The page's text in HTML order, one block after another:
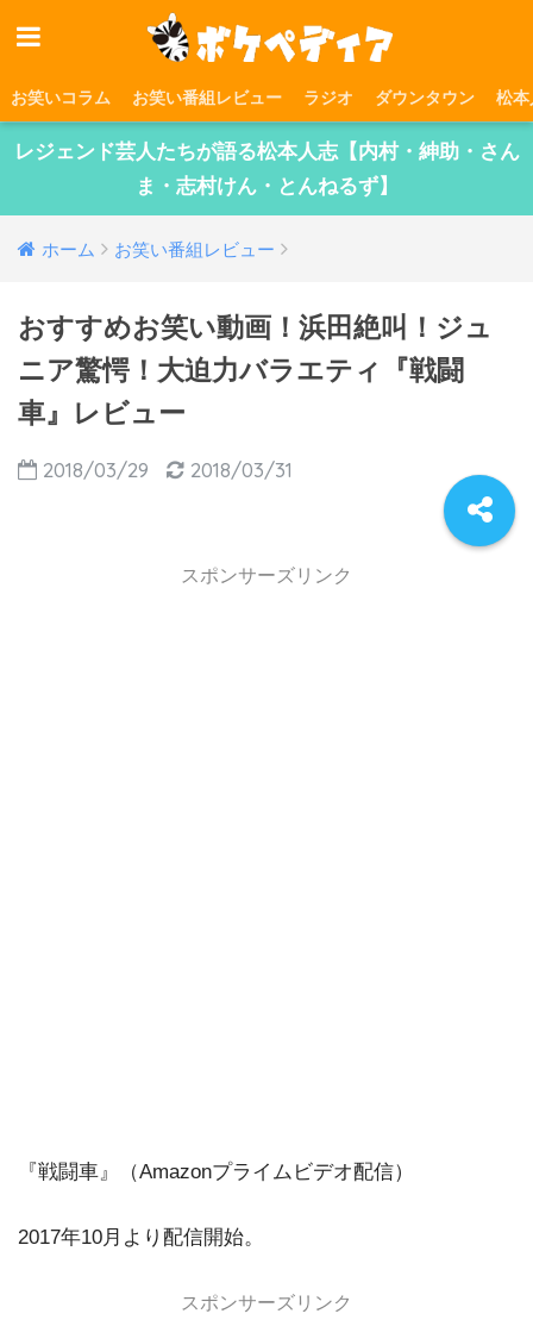
お笑いコラム お笑い番組レビュー ラジオ ダウンタウン 松本
レジェンド芸人たちが語る松本人志【内村・紳助・さん
ま・志村けん・とんねるず】
ホーム お笑い番組レビュー
おすすめお笑い動画！浜田絶叫！ジュ
ニア驚愕！大迫力バラエティ『戦闘
車』レビュー
2018/03/29 2018/03/31
スポンサーズリンク
『戦闘車』 （Amazonプライムビデオ配信）
2017年10月より配信開始。
スポンサーズリンク